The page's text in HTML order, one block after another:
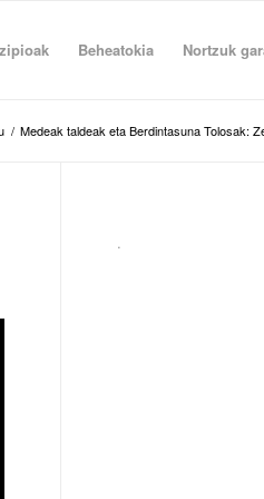
Beheatokia Nortzuk
/ Medeak taldeak eta Berdintasuna Tolosak:
.